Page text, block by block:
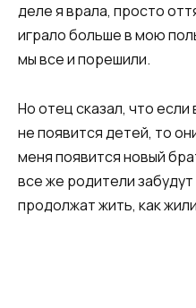
деле я врала, просто
играло больше в мою
мы все и порешили.
Но отец сказал, что
не появится детей, то
меня появится новый
все же родители
продолжат жить, как